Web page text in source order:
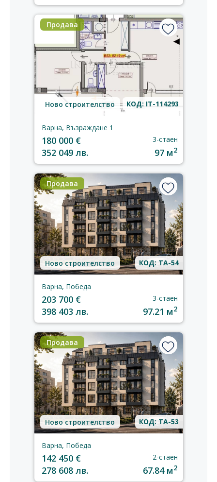
Продава
Ново строителство КОД: IT-114293
Варна, Възраждане 1
180 000 €
352 049 лв.
3-стаен
97 м2
Продава
Ново строителство КОД: TA-54
Варна, Победа
203 700 €
398 403 лв.
3-стаен
97.21 м2
Продава
Ново строителство КОД: TA-53
Варна, Победа
142 450 €
278 608 лв.
2-стаен
67.84 м2